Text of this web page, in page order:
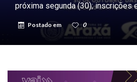
próxima segunda (30); inscrições
Postado em 0